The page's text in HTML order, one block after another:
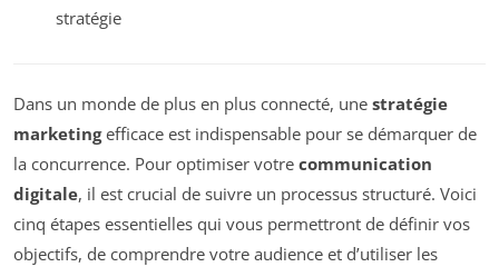
stratégie
Dans un monde de plus en plus connecté, une stratégie
marketingefficace est indispensable pour se démarquer de
la concurrence. Pour optimiser votre communication
digitale, il est crucial de suivre un processus structuré. Voici
cinq étapes essentielles qui vous permettront de définir vos
objectifs, de comprendre votre audience et d’utiliser les